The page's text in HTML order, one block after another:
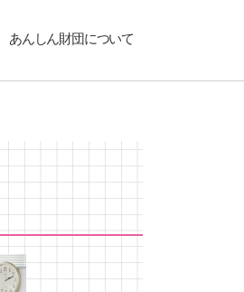
あんしん財団について